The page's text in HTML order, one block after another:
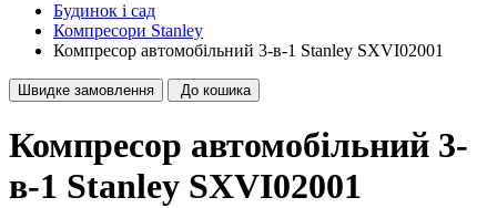
Будинок і сад
Компресори Stanley
Компресор автомобільний 3-в-1 Stanley SXVI02001
Швидке замовлення До кошика
Компресор автомобільний 3-
в-1 Stanley SXVI02001